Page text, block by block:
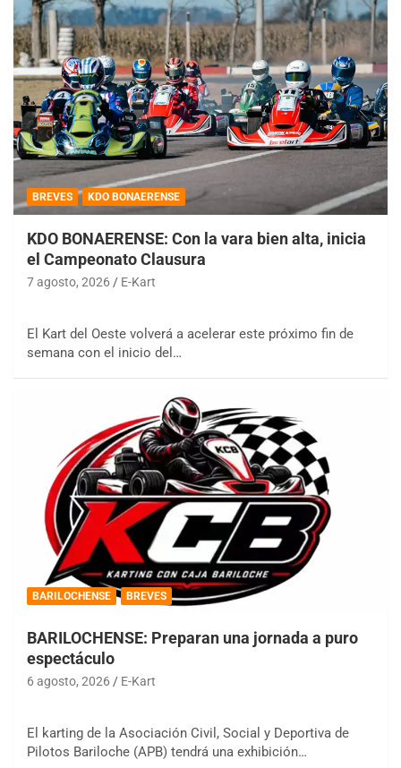
BREVES KDO BONAERENSE
KDO BONAERENSE: Con la vara bien alta, inicia
el Campeonato Clausura
7 agosto, 2026 E-Kart
El Kart del Oeste volverá a acelerar este próximo fin de
semana con el inicio del…
BARILOCHENSE BREVES
BARILOCHENSE: Preparan una jornada a puro
espectáculo
6 agosto, 2026 E-Kart
El karting de la Asociación Civil, Social y Deportiva de
Pilotos Bariloche (APB) tendrá una exhibición…